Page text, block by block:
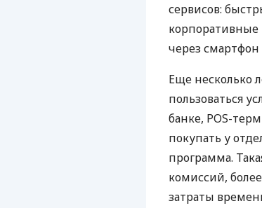
сервисов:
корпоративные
через
Еще несколько
пользоваться
банке, POS-
покупать у
программа.
комиссий,
затраты